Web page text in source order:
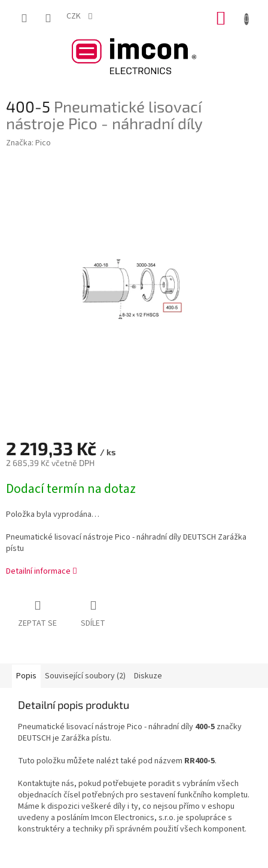
CZK
400-5 Pneumatické lisovací
nástroje Pico - náhradní díly
Značka: Pico
2 219,33 Kč / ks
2 685,39 Kč včetně DPH
cena:
Dodací termín na dotaz
Položka byla vyprodána…
Pneumatické lisovací nástroje Pico - náhradní díly DEUTSCH Zarážka
pístu
Detailní informace
ZEPTAT SE SDÍLET
Popis Související soubory (2) Diskuze
Detailní popis produktu
Pneumatické lisovací nástroje Pico - náhradní díly 400-5 značky
DEUTSCH je Zarážka pístu.
Tuto položku můžete nalézt také pod názvem RR400-5.
Kontaktujte nás, pokud potřebujete poradit s vybráním všech
objednacích čísel potřebných pro sestavení funkčního kompletu.
Máme k dispozici veškeré díly i ty, co nejsou přímo v eshopu
uvedeny a posláním Imcon Electronics, s.r.o. je spolupráce s
konstruktéry a techniky při správném použití všech komponent.